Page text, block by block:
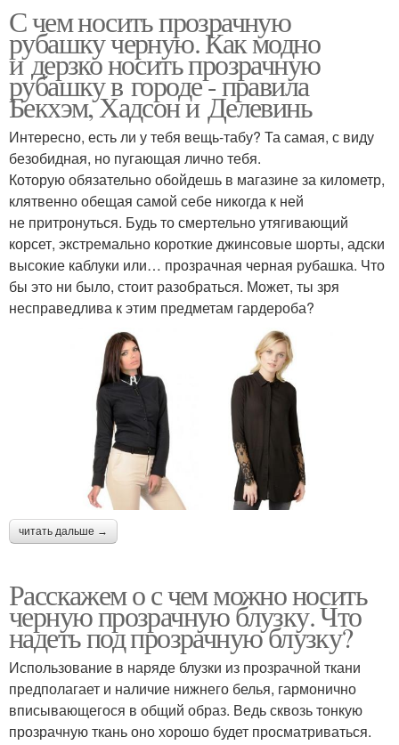
С чем носить прозрачную
рубашку черную. Как модно
и дерзко носить прозрачную
рубашку в городе - правила
Бекхэм, Хадсон и Делевинь
Интересно, есть ли у тебя вещь-табу? Та самая, с виду
безобидная, но пугающая лично тебя.
Которую обязательно обойдешь в магазине за километр,
клятвенно обещая самой себе никогда к ней
не притронуться. Будь то смертельно утягивающий
корсет, экстремально короткие джинсовые шорты, адски
высокие каблуки или… прозрачная черная рубашка. Что
бы это ни было, стоит разобраться. Может, ты зря
несправедлива к этим предметам гардероба?
читать дальше →
Расскажем о с чем можно носить
черную прозрачную блузку. Что
надеть под прозрачную блузку?
Использование в наряде блузки из прозрачной ткани
предполагает и наличие нижнего белья, гармонично
вписывающегося в общий образ. Ведь сквозь тонкую
прозрачную ткань оно хорошо будет просматриваться.